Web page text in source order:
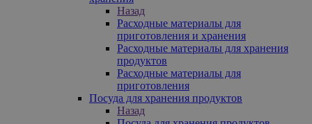
Назад
Расходные материалы для
приготовления и хранения
Расходные материалы для хранения
продуктов
Расходные материалы для
приготовления
Посуда для хранения продуктов
Назад